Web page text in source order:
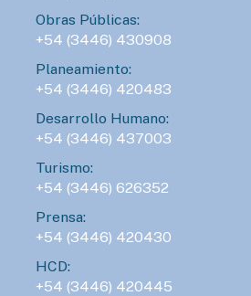
Obras Públicas:
+54 (3446) 430908
Planeamiento:
+54 (3446) 420483
Desarrollo Humano:
+54 (3446) 437003
Turismo:
+54 (3446) 626352
Prensa:
+54 (3446) 420430
HCD:
+54 (3446) 420445